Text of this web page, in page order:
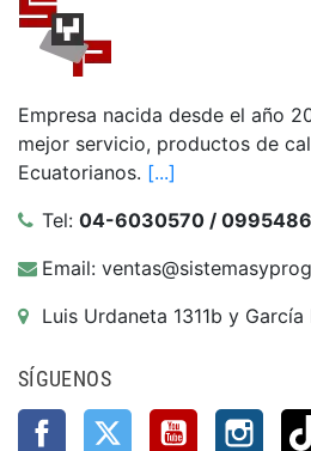
Empresa nacida desde el año
mejor servicio, productos de
Ecuatorianos. [...]
Tel: 04-6030570 /
Email:
Luis Urdaneta 1311b y García
SÍGUENOS
FacebookTwitter YouTube